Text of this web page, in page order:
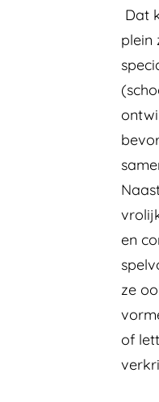
Dat
plein
en
ze
of